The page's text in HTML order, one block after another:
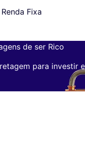
Fixa
de ser Rico
para investir